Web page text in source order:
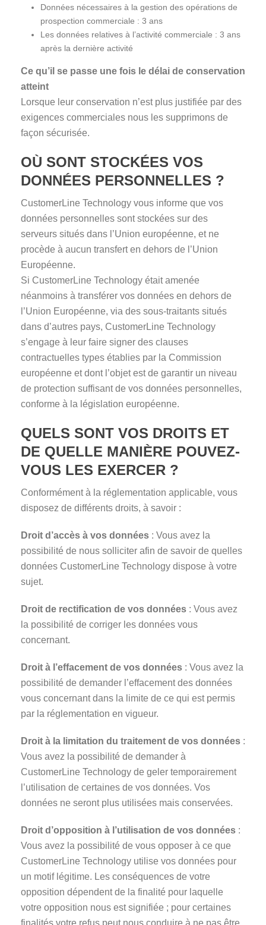
Données nécessaires à la gestion des opérations de
prospection commerciale : 3 ans
Les données relatives à l’activité commerciale : 3 ans
après la dernière activité
Ce qu’il se passe une fois le délai de conservation
atteint
Lorsque leur conservation n’est plus justifiée par des
exigences commerciales nous les supprimons de
façon sécurisée.
OÙ SONT STOCKÉES VOS
DONNÉES PERSONNELLES ?
CustomerLine Technology vous informe que vos
données personnelles sont stockées sur des
serveurs situés dans l’Union européenne, et ne
procède à aucun transfert en dehors de l’Union
Européenne.
Si CustomerLine Technology était amenée
néanmoins à transférer vos données en dehors de
l’Union Européenne, via des sous-traitants situés
dans d’autres pays, CustomerLine Technology
s’engage à leur faire signer des clauses
contractuelles types établies par la Commission
européenne et dont l’objet est de garantir un niveau
de protection suffisant de vos données personnelles,
conforme à la législation européenne.
QUELS SONT VOS DROITS ET
DE QUELLE MANIÈRE POUVEZ-
VOUS LES EXERCER ?
Conformément à la réglementation applicable, vous
disposez de différents droits, à savoir :
Droit d’accès à vos données : Vous avez la
possibilité de nous solliciter afin de savoir de quelles
données CustomerLine Technology dispose à votre
sujet.
Droit de rectification de vos données : Vous avez
la possibilité de corriger les données vous
concernant.
Droit à l’effacement de vos données : Vous avez la
possibilité de demander l’effacement des données
vous concernant dans la limite de ce qui est permis
par la réglementation en vigueur.
Droit à la limitation du traitement de vos données :
Vous avez la possibilité de demander à
CustomerLine Technology de geler temporairement
l’utilisation de certaines de vos données. Vos
données ne seront plus utilisées mais conservées.
Droit d’opposition à l’utilisation de vos données :
Vous avez la possibilité de vous opposer à ce que
CustomerLine Technology utilise vos données pour
un motif légitime. Les conséquences de votre
opposition dépendent de la finalité pour laquelle
votre opposition nous est signifiée ; pour certaines
finalités votre refus peut nous conduire à ne pas être